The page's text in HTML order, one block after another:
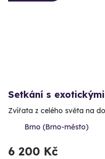
Setkání s
Zvířata z celého světa na
Brno (Brno-město)
6 200 Kč